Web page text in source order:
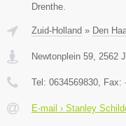
Drenthe.
Zuid-Holland » Den
Newtonplein 59 2562
Tel: 0634569830 , Fax:
E-mail › Stanley